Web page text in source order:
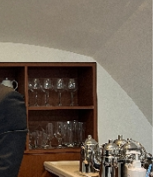
학원 진학 준비를
는 일이 석사과정이
지금 원하던 일을 할
절을 생각해 보면
론 학부 생활할 때는
업 스트레스나
나서 생각해 보니
웃으며 이야기할 수
며, 심혈관 질환을
행하고 있습니다.
닫고, 맞춤형 운동을
료사로서 보람을
는 끊임없이 발전하고
야 할 것들이 더 많이
종적인 목표를 정의해